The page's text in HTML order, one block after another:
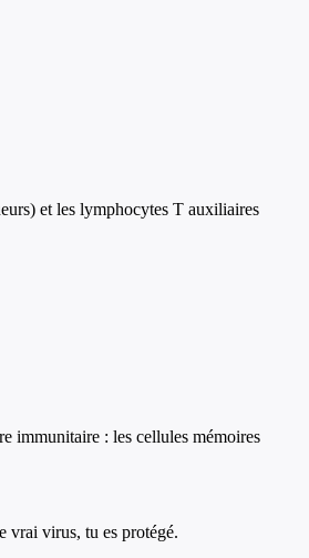
et les lymphocytes T auxiliaires
immunitaire : les cellules mémoires
vrai virus, tu es protégé.